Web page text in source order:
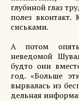
глубиной глаз
полез
сиськами.
А потом
неведомой
будто они
год. «Больше
вырвалась из
дельная